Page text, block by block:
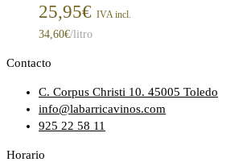
25,95€ IVA incl.
34,60€/litro
Contacto
C. Corpus Christi 10. 45005 Toledo
info@labarricavinos.com
925 22 58 11
Horario